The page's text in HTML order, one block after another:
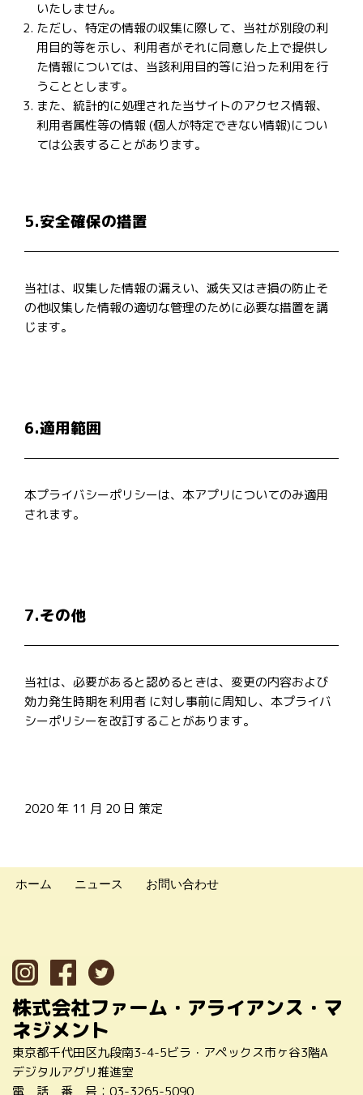
いたしません。
ただし、特定の情報の収集に際して、当社が別段の利
用目的等を示し、利用者がそれに同意した上で提供し
た情報については、当該利用目的等に沿った利用を行
うこととします。
また、統計的に処理された当サイトのアクセス情報、
利用者属性等の情報 (個人が特定できない情報)につい
ては公表することがあります。
5.安全確保の措置
当社は、収集した情報の漏えい、滅失又はき損の防止そ
の他収集した情報の適切な管理のために必要な措置を講
じます。
6.適用範囲
本プライバシーポリシーは、本アプリについてのみ適用
されます。
7.その他
当社は、必要があると認めるときは、変更の内容および
効力発生時期を利用者 に対し事前に周知し、本プライバ
シーポリシーを改訂することがあります。
2020 年 11 月 20 日 策定
ホーム ニュース お問い合わせ
株式会社ファーム・アライアンス・マ
ネジメント
東京都千代田区九段南3-4-5ビラ・アペックス市ヶ谷3階A
デジタルアグリ推進室
電 話 番 号： 03-3265-5090